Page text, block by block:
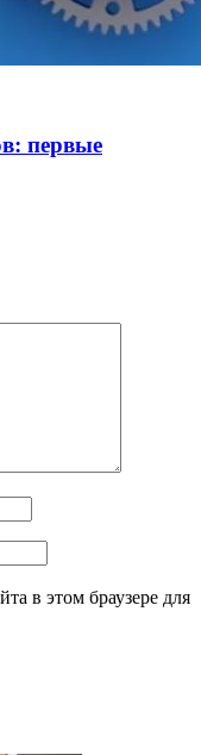
первые
в этом браузере для